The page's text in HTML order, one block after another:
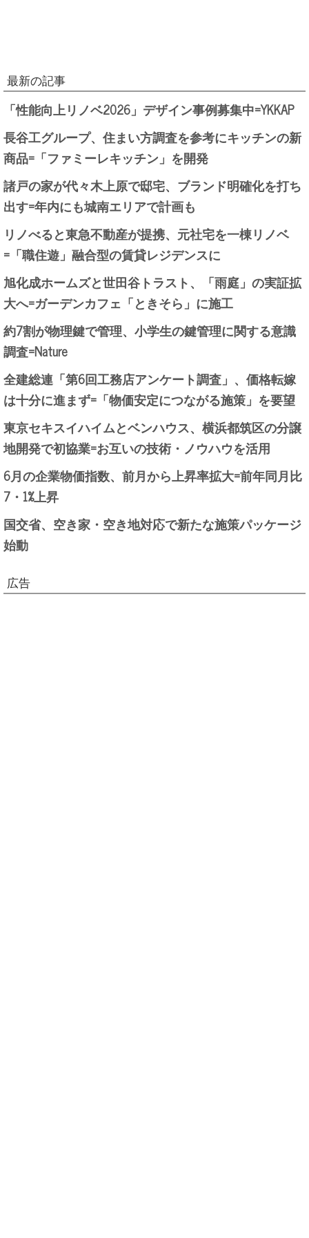
最新の記事
「性能向上リノベ2026」デザイン事例募集中=YKKAP
長谷工グループ、住まい方調査を参考にキッチンの新
商品=「ファミーレキッチン」を開発
諸戸の家が代々木上原で邸宅、ブランド明確化を打ち
出す=年内にも城南エリアで計画も
リノべると東急不動産が提携、元社宅を一棟リノベ
=「職住遊」融合型の賃貸レジデンスに
旭化成ホームズと世田谷トラスト、「雨庭」の実証拡
大へ=ガーデンカフェ「ときそら」に施工
約7割が物理鍵で管理、小学生の鍵管理に関する意識
調査=Nature
全建総連「第6回工務店アンケート調査」、価格転嫁
は十分に進まず=「物価安定につながる施策」を要望
東京セキスイハイムとベンハウス、横浜都筑区の分譲
地開発で初協業=お互いの技術・ノウハウを活用
6月の企業物価指数、前月から上昇率拡大=前年同月比
7・1%上昇
国交省、空き家・空き地対応で新たな施策パッケージ
始動
広告